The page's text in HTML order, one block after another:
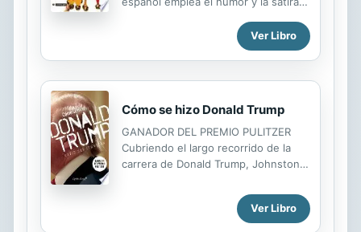
público. Se trata de una tendencia
global que, en países como España,
liberalización económica de los
XX. A primera vista podríamos afirmar
que este proceso está
contribuyendo a la democratización
de la sociedad a través de facilitar su
Desde otra perspectiva, cabe pensar
que los contenidos satíricos han
fomentado el cinismo político de la...
Ver Libro
Cómo se hizo Donald Trump
GANADOR DEL PREMIO PULITZER
Cubriendo el largo recorrido de la
carrera de Donald Trump, Johnston
historia de cómo un chico de una
tranquila zona de Queens (Nueva
Ver Libro